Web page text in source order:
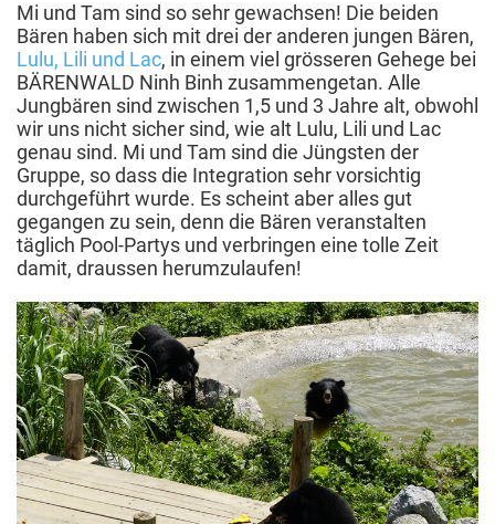
Mi und Tam sind so sehr gewachsen! Die beiden
Bären haben sich mit drei der anderen jungen Bären,
Lulu, Lili und Lac, in einem viel grösseren Gehege bei
BÄRENWALD Ninh Binh zusammengetan. Alle
Jungbären sind zwischen 1,5 und 3 Jahre alt, obwohl
wir uns nicht sicher sind, wie alt Lulu, Lili und Lac
genau sind. Mi und Tam sind die Jüngsten der
Gruppe, so dass die Integration sehr vorsichtig
durchgeführt wurde. Es scheint aber alles gut
gegangen zu sein, denn die Bären veranstalten
täglich Pool-Partys und verbringen eine tolle Zeit
damit, draussen herumzulaufen!